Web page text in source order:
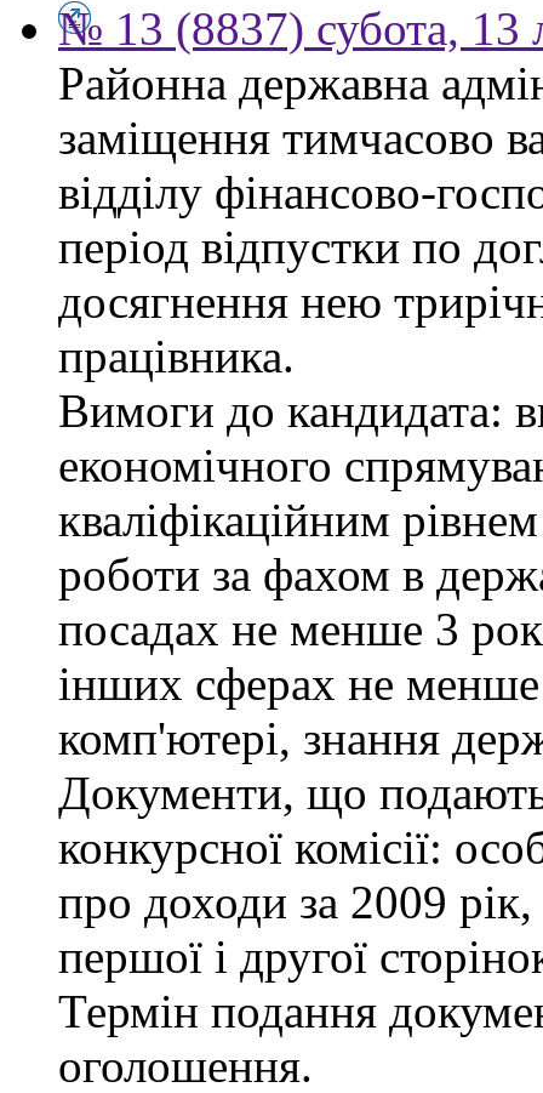
№ 13 (8837) субота, 13
Районна державна
заміщення тимчасово
відділу фінансово-
період відпустки по
досягнення нею
працівника.
Вимоги до кандидата:
економічного
кваліфікаційним
роботи за фахом в
посадах не менше 3
інших сферах не
комп'ютері, знання
Документи, що
конкурсної комісії:
про доходи за 2009 рік,
першої і другої
Термін подання
оголошення.